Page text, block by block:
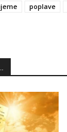
poplave